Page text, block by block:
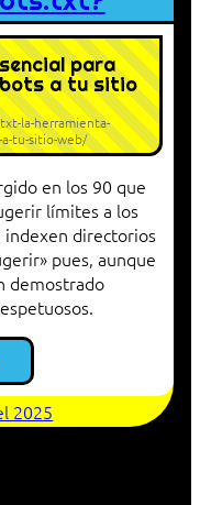
para
a tu sitio
la-herramienta-
a-tu-sitio-web/
en los 90 que
límites a los
indexen directorios
pues, aunque
demostrado
2025